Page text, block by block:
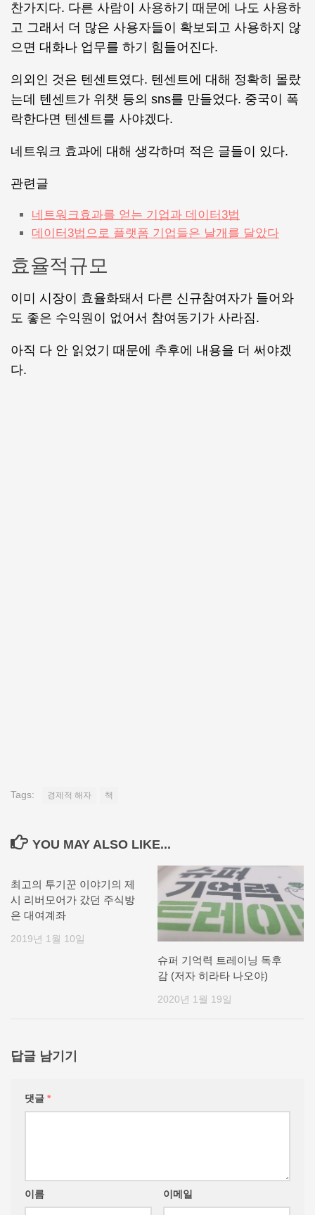
찬가지다. 다른 사람이 사용하기 때문에 나도 사용하
고 그래서 더 많은 사용자들이 확보되고 사용하지 않
으면 대화나 업무를 하기 힘들어진다.
의외인 것은 텐센트였다. 텐센트에 대해 정확히 몰랐
는데 텐센트가 위챗 등의 sns를 만들었다. 중국이 폭
락한다면 텐센트를 사야겠다.
네트워크 효과에 대해 생각하며 적은 글들이 있다.
관련글
네트워크효과를 얻는 기업과 데이터3법
데이터3법으로 플랫폼 기업들은 날개를 달았다
효율적규모
이미 시장이 효율화돼서 다른 신규참여자가 들어와
도 좋은 수익원이 없어서 참여동기가 사라짐.
아직 다 안 읽었기 때문에 추후에 내용을 더 써야겠
다.
Tags: 경제적 해자 책
YOU MAY ALSO LIKE...
최고의 투기꾼 이야기의 제
시 리버모어가 갔던 주식방
은 대여계좌
2019년 1월 10일
슈퍼 기억력 트레이닝 독후
감 (저자 히라타 나오야)
2020년 1월 19일
답글 남기기
댓글 *
이름 이메일